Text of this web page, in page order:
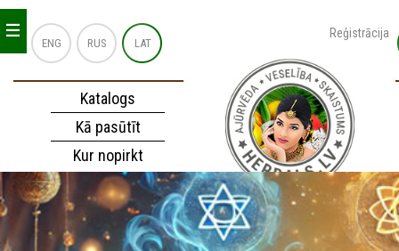
ENG RUS LAT
Reģistrācija
Katalogs
Kā pasūtīt
Kur nopirkt
_
_
_